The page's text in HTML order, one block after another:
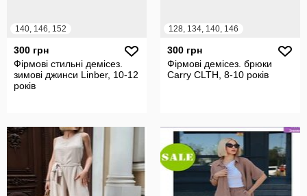
140, 146, 152
300 грн
Фірмові стильні демісез.
зимові джинси Linber, 10-12
років
128, 134, 140, 146
300 грн
Фірмові демісез. брюки
Carry CLTH, 8-10 років